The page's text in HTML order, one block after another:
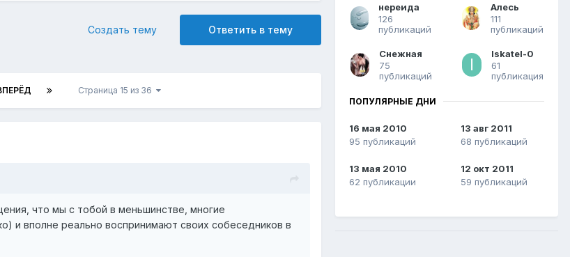
Ответить в тему
Создать тему
Страница 15 из 36
что мы с тобой в меньшинстве, многие
и вполне реально воспринимают своих собеседников в
нереида
126
публикаций
Алесь
111
публикаций
Снежная
75
публикаций
Iskatel-0
61
публикация
ПОПУЛЯРНЫЕ ДНИ
16 мая 2010
95 публикаций
13 авг 2011
68 публикаций
13 мая 2010
62 публикации
12 окт 2011
59 публикаций